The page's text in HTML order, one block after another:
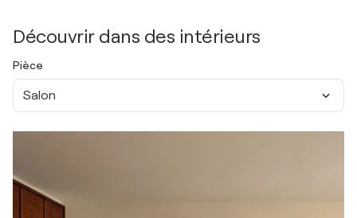
Découvrir dans des intérieurs
Pièce
Salon